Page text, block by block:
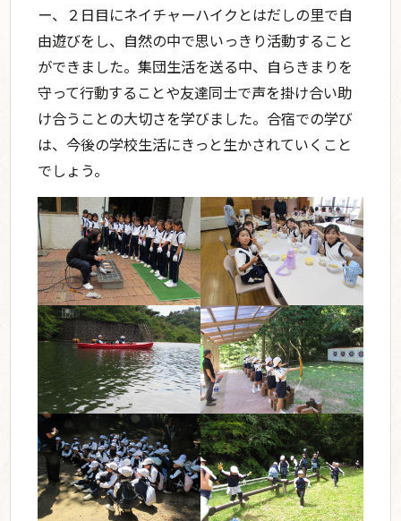
English 採用情報
@kobe_kaisei_primary
ー、２日目にネイチャーハイクとはだしの里で自
由遊びをし、自然の中で思いっきり活動すること
ができました。集団生活を送る中、自らきまりを
守って行動することや友達同士で声を掛け合い助
け合うことの大切さを学びました。合宿での学び
は、今後の学校生活にきっと生かされていくこと
でしょう。